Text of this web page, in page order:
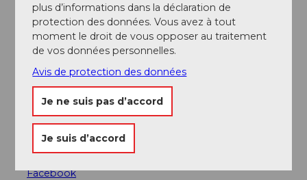
Contact
Luzern Tourismus
Zentralstrasse 5
6002Luzern
+41 (0)41 227 17 17
citytours@luzern.com
Website
Facebook
plus d’informations dans la déclaration de
protection des données. Vous avez à tout
moment le droit de vous opposer au traitement
de vos données personnelles.
Avis de protection des données
Je ne suis pas d’accord
Je suis d’accord